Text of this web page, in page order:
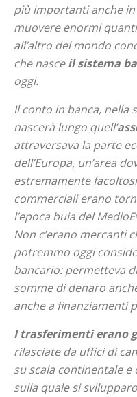
più importanti anche
muovere enormi
all’altro del mondo
che nasceil sistema
oggi.
Il conto in banca, nella
nascerà lungo quell’
attraversava la parte
dell’Europa, un’area
estremamente
commerciali erano
l’epoca buia del
Non c’erano mercanti
potremmo oggi
bancario: permetteva
somme di denaro
anche a finanziamenti
I trasferimenti erano
rilasciate da uffici di
su scala continentale e
sulla quale si